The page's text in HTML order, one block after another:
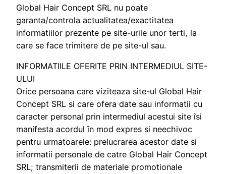
Global Hair Concept SRL nu poate
garanta/controla actualitatea/exactitatea
informatiilor prezente pe site-urile unor terti, la
care se face trimitere de pe site-ul sau.
INFORMATIILE OFERITE PRIN INTERMEDIUL SITE-
ULUI
Orice persoana care viziteaza site-ul Global Hair
Concept SRL si care ofera date sau informatii cu
caracter personal prin intermediul acestui site îsi
manifesta acordul în mod expres si neechivoc
pentru urmatoarele: prelucrarea acestor date si
informatii personale de catre Global Hair Concept
SRL; transmiterii de materiale promotionale